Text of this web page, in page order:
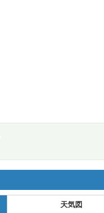
天気図